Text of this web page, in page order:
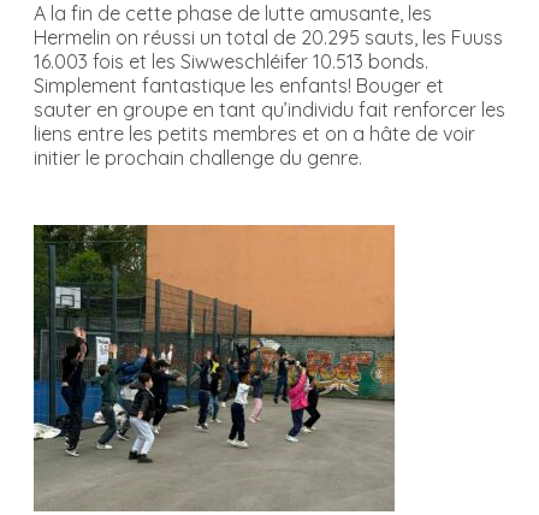
A la fin de cette phase de lutte amusante, les
Hermelin on réussi un total de 20.295 sauts, les Fuuss
16.003 fois et les Siwweschléifer 10.513 bonds.
Simplement fantastique les enfants! Bouger et
sauter en groupe en tant qu’individu fait renforcer les
liens entre les petits membres et on a hâte de voir
initier le prochain challenge du genre.